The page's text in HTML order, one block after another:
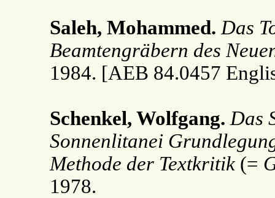
Saleh, Mohammed. Das
Beamtengräbern des
1984. [AEB 84.0457
Schenkel, Wolfgang. Das
Sonnenlitanei
Methode der Textkritik(=
1978.